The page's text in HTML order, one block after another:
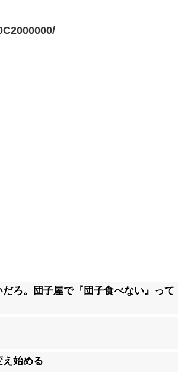
ろ。団子屋で『団子食べない』って
始める